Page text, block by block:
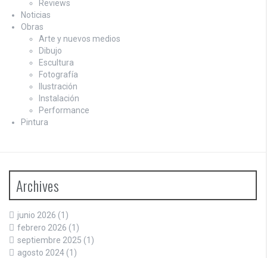
Reviews
Noticias
Obras
Arte y nuevos medios
Dibujo
Escultura
Fotografía
Ilustración
Instalación
Performance
Pintura
Archives
junio 2026 (1)
febrero 2026 (1)
septiembre 2025 (1)
agosto 2024 (1)